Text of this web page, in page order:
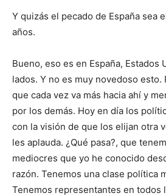
Y quizás el pecado de España sea
años.
Bueno, eso es en España, Estados
lados. Y no es muy novedoso esto.
que cada vez va más hacia ahí y
por los demás. Hoy en día los
con la visión de que los elijan otra
les aplauda. ¿Qué pasa?, que
mediocres que yo he conocido
razón. Tenemos una clase política
Tenemos representantes en todos